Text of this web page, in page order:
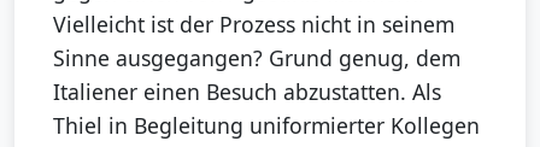
Vielleicht ist der Prozess nicht in seinem
Sinne ausgegangen? Grund genug, dem
Italiener einen Besuch abzustatten. Als
Thiel in Begleitung uniformierter Kollegen